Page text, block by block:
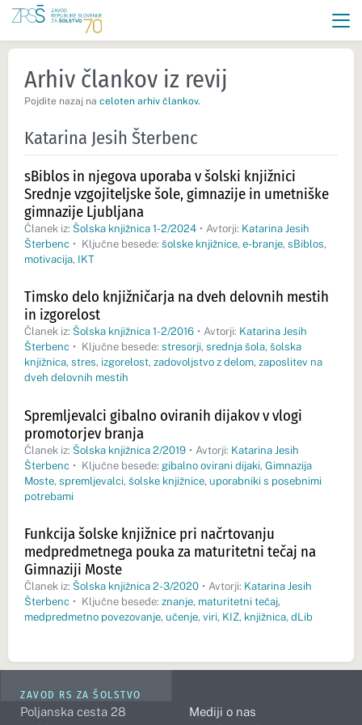
Arhiv člankov iz revij
Pojdite nazaj na celoten arhiv člankov.
Katarina Jesih Šterbenc
sBiblos in njegova uporaba v šolski knjižnici
Srednje vzgojiteljske šole, gimnazije in umetniške
gimnazije Ljubljana
Članek iz: Šolska knjižnica 1-2/2024 • Avtorji: Katarina Jesih
Šterbenc • Ključne besede: šolske knjižnice, e-branje, sBiblos,
motivacija, IKT
Timsko delo knjižničarja na dveh delovnih mestih
in izgorelost
Članek iz: Šolska knjižnica 1-2/2016 • Avtorji: Katarina Jesih
Šterbenc • Ključne besede: stresorji, srednja šola, šolska
knjižnica, stres, izgorelost, zadovoljstvo z delom, zaposlitev na
dveh delovnih mestih
Spremljevalci gibalno oviranih dijakov v vlogi
promotorjev branja
Članek iz: Šolska knjižnica 2/2019 • Avtorji: Katarina Jesih
Šterbenc • Ključne besede: gibalno ovirani dijaki, Gimnazija
Moste, spremljevalci, šolske knjižnice, uporabniki s posebnimi
potrebami
Funkcija šolske knjižnice pri načrtovanju
medpredmetnega pouka za maturitetni tečaj na
Gimnaziji Moste
Članek iz: Šolska knjižnica 2-3/2020 • Avtorji: Katarina Jesih
Šterbenc • Ključne besede: znanje, maturitetni tečaj,
medpredmetno povezovanje, učenje, viri, KIZ, knjižnica, dLib
ZAVOD RS ZA ŠOLSTVO
Poljanska cesta 28
Mediji o nas